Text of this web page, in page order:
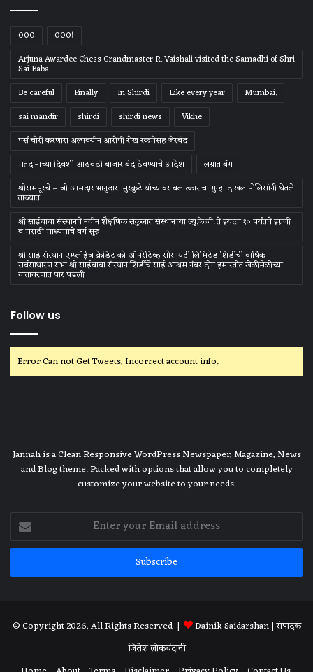
000
000!
Arjuna Awardee Chess Grandmaster R. Vaishali visited the Samadhi of Shri
Sai Baba
Be careful
Finally In Shirdi Like every year
Mumbai.
sai mandir
shirdi shirdi news
Vikhe
पर्स चोरी करणारा अल्पवयीन आरोपी रोख रकमेसह जेरबंद
मतदानाच्या दिवशी आठवडी बाजार बंद ठेवण्याचे आदेश
लग्नात बॅग
श्रीरामपूरचे माजी आमदार भानुदास मुरकुटे यांच्यावर बलात्काराचा गुन्हा दाखल पोलिसांनी घेतले
ताब्यात
श्री साईबाबा संस्‍थानचे नवीन शैक्षणिक संकुलात संस्‍थानच्‍या ज्‍यु.के.जी. ते इयत्‍ता १० पर्यंतचे इंग्रजी
व मराठी माध्‍यमांचे वर्ग सुरु
श्री साई संस्थान एम्प्लॉईज क्रेडिट को-ऑपरेटिव्ह सोसायटी लिमिटेड शिर्डीची वार्षिक
सर्वसाधारण सभा श्री साईबाबा संस्थान शिर्डीचे साई आश्रम नंबर दोन इमारतीत खेळीमेळीच्या
वातावरणात पार पडली
Follow us
Error Can not Get Tweets, Incorrect account info.
Jannah is a Clean Responsive WordPress Newspaper, Magazine, News
and Blog theme. Packed with options that allow you to completely
customize your website to your needs.
Enter
your
Email
© Copyright 2026, All Rights Reserved | Dainik Saidarshan| संपादक
जितेश लोकचंदानी